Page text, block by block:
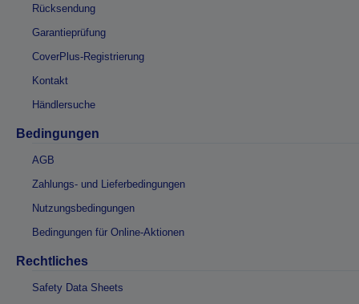
Rücksendung
Garantieprüfung
CoverPlus-Registrierung
Kontakt
Händlersuche
Bedingungen
AGB
Zahlungs- und Lieferbedingungen
Nutzungsbedingungen
Bedingungen für Online-Aktionen
Rechtliches
Safety Data Sheets